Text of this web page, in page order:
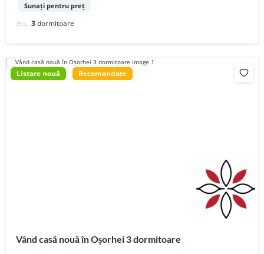
Sunați pentru preț
3dormitoare
Listare nouă Recomandate
Vând casă nouă în Oșorhei 3 dormitoare